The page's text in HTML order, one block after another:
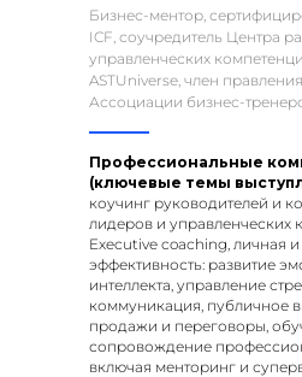
Бизнес-ментор,
ICF, соучредитель Центра
управленческих
ASTUniverse, член
Ассоциации бизнес-
Профессиональные
(ключевые темы
коучинг руководителей и
лидеров и управленческих
Executive coaching, личная
эффективность: развитие
интеллекта, управление
коммуникация, публичное
продажи и переговоры,
сопровождение
включая менторинг и